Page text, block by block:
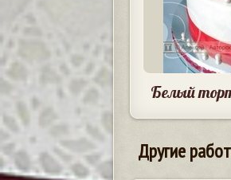
Белый
Другие